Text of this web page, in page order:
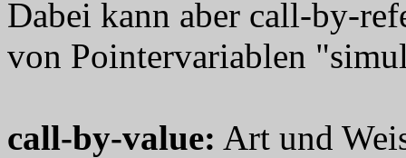
Dabei kann aber call-by-
von Pointervariablen
call-by-value: Art und